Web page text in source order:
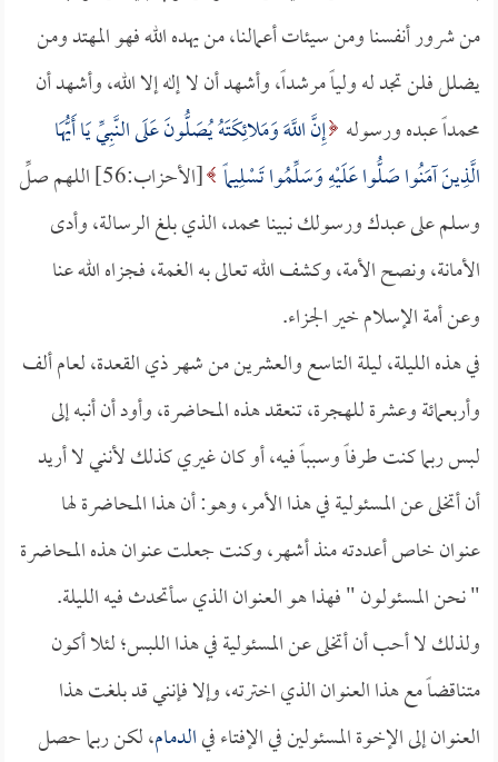
من شرور أنفسنا ومن سيئات أعمالنا، من يهده الله فهو المهتد ومن
يضلل فلن تجد له ولياً مرشداً، وأشهد أن لا إله إلا الله، وأشهد أن
محمداً عبده ورسوله إِنَّ اللَّهَ وَمَلائِكَتَهُ يُصَلُّونَ عَلَى النَّبِيِّ يَا أَيُّهَا
الَّذِينَ آمَنُوا صَلُّوا عَلَيْهِ وَسَلِّمُوا تَسْلِيماً
[الأحزاب:56] اللهم صلِّ
وسلم على عبدك ورسولك نبينا محمد، الذي بلغ الرسالة، وأدى
الأمانة، ونصح الأمة، وكشف الله تعالى به الغمة، فجزاه الله عنا
وعن أمة الإسلام خير الجزاء.
في هذه الليلة، ليلة التاسع والعشرين من شهر ذي القعدة، لعام ألف
وأربعمائة وعشرة للهجرة، تنعقد هذه المحاضرة، وأود أن أنبه إلى
لبس ربما كنت طرفاً وسبباً فيه، أو كان غيري كذلك لأنني لا أريد
أن أتخلى عن المسئولية في هذا الأمر، وهو: أن هذا المحاضرة لها
عنوان خاص أعددته منذ أشهر، وكنت جعلت عنوان هذه المحاضرة
" نحن المسئولون " فهذا هو العنوان الذي سأتحدث فيه الليلة.
ولذلك لا أحب أن أتخلى عن المسئولية في هذا اللبس؛ لئلا أكون
متناقضاً مع هذا العنوان الذي اخترته، وإلا فإنني قد بلغت هذا
العنوان إلى الإخوة المسئولين في الإفتاء فيالدمام، لكن ربما حصل